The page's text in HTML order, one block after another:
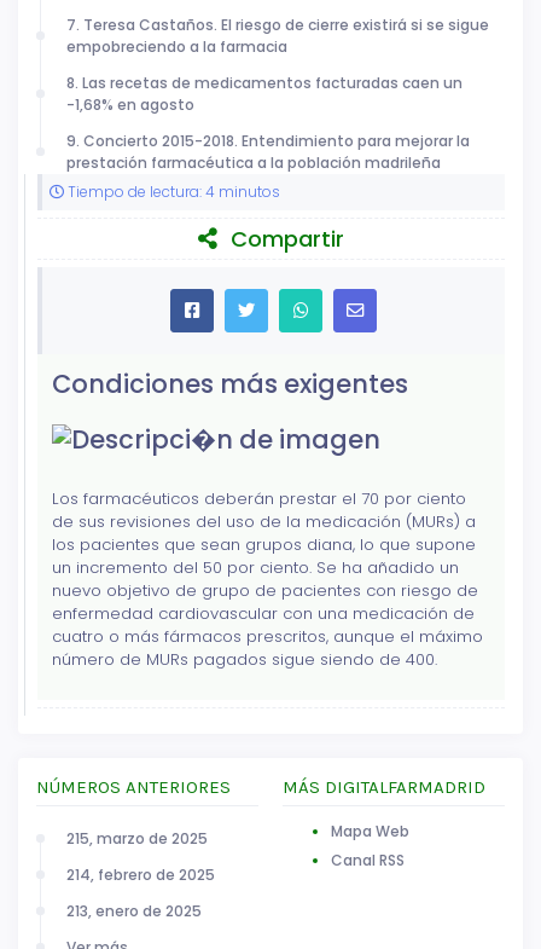
7. Teresa Castaños. El riesgo de cierre existirá si se sigue
empobreciendo a la farmacia
8. Las recetas de medicamentos facturadas caen un
-1,68% en agosto
9. Concierto 2015-2018. Entendimiento para mejorar la
prestación farmacéutica a la población madrileña
Tiempo de lectura: 4 minutos
Compartir
Condiciones más exigentes
Los farmacéuticos deberán prestar el 70 por ciento
de sus revisiones del uso de la medicación (MURs) a
los pacientes que sean grupos diana, lo que supone
un incremento del 50 por ciento. Se ha añadido un
nuevo objetivo de grupo de pacientes con riesgo de
enfermedad cardiovascular con una medicación de
cuatro o más fármacos prescritos, aunque el máximo
número de MURs pagados sigue siendo de 400.
NÚMEROS ANTERIORES
215, marzo de 2025
214, febrero de 2025
213, enero de 2025
MÁS DIGITALFARMADRID
Mapa Web
Canal RSS